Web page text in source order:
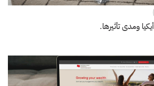
ومدى تأثيرها.